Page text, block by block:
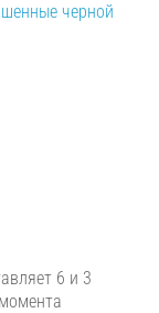
черной
6 и 3